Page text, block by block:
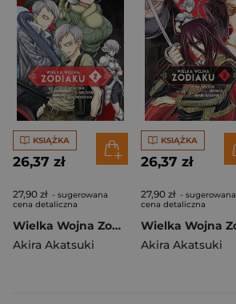
KSIĄŻKA
26,37 zł
27,90 zł - sugerowana
cena detaliczna
Wielka Wojna Zodiaku #02
Akira Akatsuki
KSIĄŻKA
26,37 zł
27,90 zł - sugerowana
cena detaliczna
Akira Akatsuki